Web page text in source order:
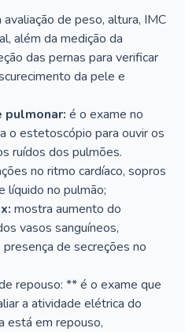
avaliação de peso, altura, IMC
além da medição da
das pernas para verificar
da pele e
pulmonar: é o exame no
o estetoscópio para ouvir os
ruídos dos pulmões.
no ritmo cardíaco, sopros
líquido no pulmão;
mostra aumento do
vasos sanguíneos,
de secreções no
repouso: ** é o exame que
a atividade elétrica do
está em repouso,